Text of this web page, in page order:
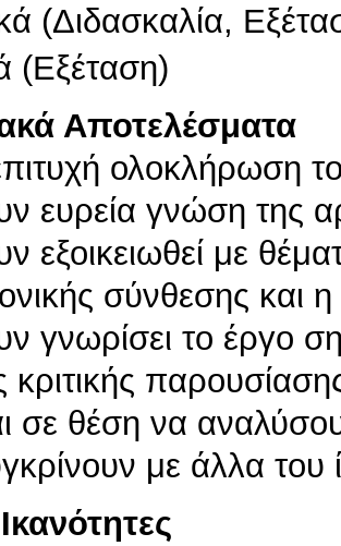
(Διδασκαλία,
(Εξέταση)
Αποτελέσματα
ολοκλήρωση
ευρεία γνώση της
εξοικειωθεί με
σύνθεσης
γνωρίσει το έργο
κριτικής
σε θέση να
με άλλα του